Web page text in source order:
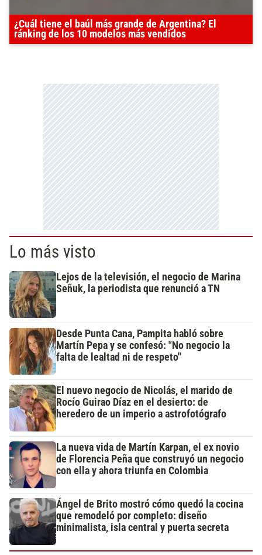
¿Cuál tiene el baúl más grande de Argentina? El
ránking de los 10 modelos más vendidos
Lo más visto
Lejos de la televisión, el negocio de Marina
Señuk, la periodista que renunció a TN
Desde Punta Cana, Pampita habló sobre
Martín Pepa y se confesó: "No negocio la
falta de lealtad ni de respeto"
El nuevo negocio de Nicolás, el marido de
Rocío Guirao Díaz en el desierto: de
heredero de un imperio a astrofotógrafo
La nueva vida de Martín Karpan, el ex novio
de Florencia Peña que construyó un negocio
con ella y ahora triunfa en Colombia
Ángel de Brito mostró cómo quedó la cocina
que remodeló por completo: diseño
minimalista, isla central y puerta secreta